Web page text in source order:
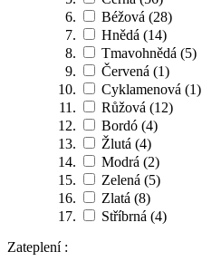
Béžová (28)
Hnědá (14)
Tmavohnědá (5)
Červená (1)
Cyklamenová (1)
Růžová (12)
Bordó (4)
Žlutá (4)
Modrá (2)
Zelená (5)
Zlatá (8)
Stříbrná (4)
Zateplení :